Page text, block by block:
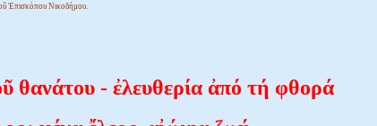
Ἐπισκόπου Νικοδήμου.
θανάτου - ἐλευθερία ἀπό τή φθορά